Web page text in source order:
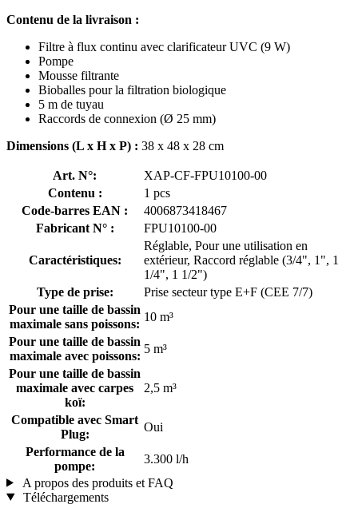
Contenu de la livraison :
Filtre à flux continu avec clarificateur UVC (9 W)
Pompe
Mousse filtrante
Bioballes pour la filtration biologique
5 m de tuyau
Raccords de connexion (Ø 25 mm)
Dimensions (L x H x P) : 38 x 48 x 28 cm
Art. N°:
XAP-CF-FPU10100-00
Contenu :
1 pcs
Code-barres EAN :
4006873418467
Fabricant N° :
FPU10100-00
Caractéristiques:
Réglable, Pour une utilisation en
extérieur, Raccord réglable (3/4", 1", 1
1/4", 1 1/2")
Type de prise:
Prise secteur type E+F (CEE 7/7)
Pour une taille de bassin
maximale sans poissons:
10 m³
Pour une taille de bassin
maximale avec poissons:
5 m³
Pour une taille de bassin
maximale avec carpes
koï:
2,5 m³
Compatible avec Smart
Plug:
Oui
Performance de la
pompe:
3.300 l/h
A propos des produits et FAQ
Téléchargements